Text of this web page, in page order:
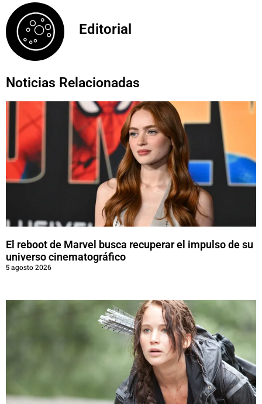
Editorial
Noticias Relacionadas
El reboot de Marvel busca recuperar el impulso de su
universo cinematográfico
5 agosto 2026